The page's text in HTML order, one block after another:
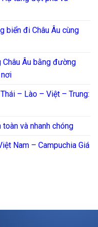
biển đi Châu Âu cùng
Châu Âu bằng đường
– Lào – Việt – Trung:
và nhanh chóng
Nam – Campuchia Giá